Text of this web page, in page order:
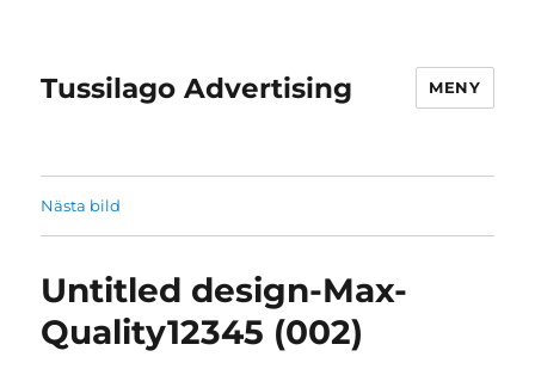
Tussilago Advertising MENY
Nästa bild
Untitled design-Max-
Quality12345 (002)